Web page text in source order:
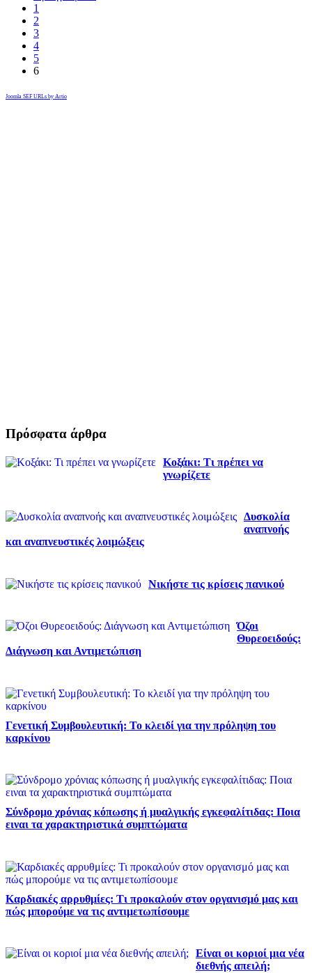
1
2
3
4
5
6
Joomla SEF URLs by Artio
Πρόσφατα άρθρα
Κοξάκι: Τι πρέπει να
γνωρίζετε
Δυσκολία
αναπνοής
και αναπνευστικές λοιμώξεις
Νικήστε τις κρίσεις πανικού
Όζοι
Θυρεοειδούς:
Διάγνωση και Αντιμετώπιση
Γενετική Συμβουλευτική: Το κλειδί για την πρόληψη του
καρκίνου
Σύνδρομο χρόνιας κόπωσης ή μυαλγικής εγκεφαλίτιδας: Ποια
ειναι τα χαρακτηριστικά συμπτώματα
Καρδιακές αρρυθμίες: Τι προκαλούν στον οργανισμό μας και
πώς μπορούμε να τις αντιμετωπίσουμε
Είναι οι κοριοί μια νέα
διεθνής απειλή;